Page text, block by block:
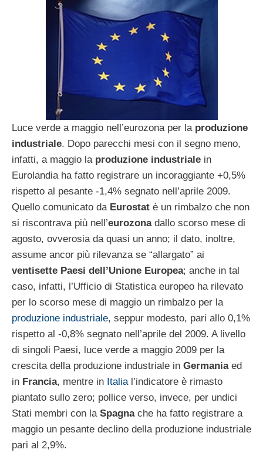
Luce verde a maggio nell’eurozona per la produzione
industriale. Dopo parecchi mesi con il segno meno,
infatti, a maggio la produzione industriale in
Eurolandia ha fatto registrare un incoraggiante +0,5%
rispetto al pesante -1,4% segnato nell’aprile 2009.
Quello comunicato da Eurostat è un rimbalzo che non
si riscontrava più nell’eurozonadallo scorso mese di
agosto, ovverosia da quasi un anno; il dato, inoltre,
assume ancor più rilevanza se “allargato” ai
ventisette Paesi dell’Unione Europea; anche in tal
caso, infatti, l’Ufficio di Statistica europeo ha rilevato
per lo scorso mese di maggio un rimbalzo per la
produzione industriale, seppur modesto, pari allo 0,1%
rispetto al -0,8% segnato nell’aprile del 2009. A livello
di singoli Paesi, luce verde a maggio 2009 per la
crescita della produzione industriale in Germaniaed
in Francia, mentre in Italial’indicatore è rimasto
piantato sullo zero; pollice verso, invece, per undici
Stati membri con laSpagnache ha fatto registrare a
maggio un pesante declino della produzione industriale
pari al 2,9%.